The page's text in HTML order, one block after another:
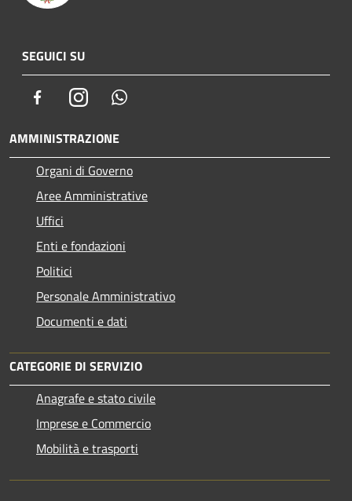
SEGUICI SU
FacebookInstagram
AMMINISTRAZIONE
Organi di Governo
Aree Amministrative
Uffici
Enti e fondazioni
Politici
Personale Amministrativo
Documenti e dati
CATEGORIE DI SERVIZIO
Anagrafe e stato civile
Imprese e Commercio
Mobilità e trasporti